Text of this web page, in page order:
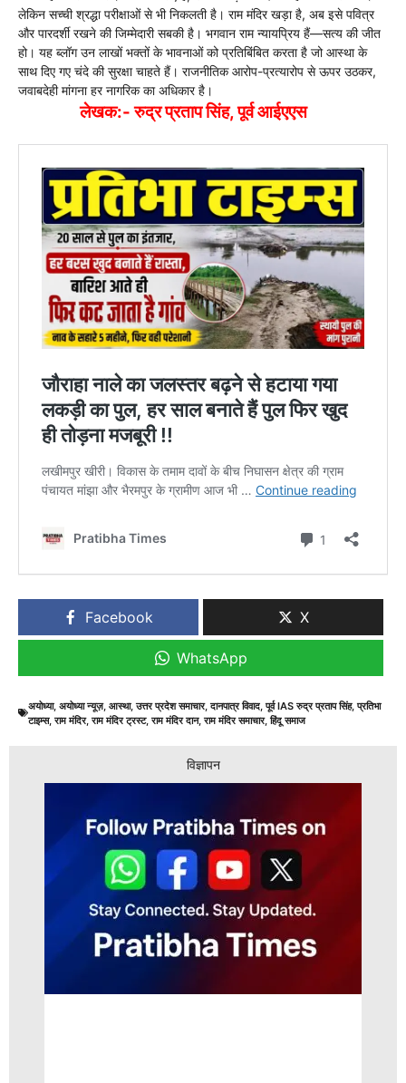
लेकिन सच्ची श्रद्धा परीक्षाओं से भी निकलती है। राम मंदिर खड़ा है, अब इसे पवित्र
और पारदर्शी रखने की जिम्मेदारी सबकी है। भगवान राम न्यायप्रिय हैं—सत्य की जीत
हो। यह ब्लॉग उन लाखों भक्तों के भावनाओं को प्रतिबिंबित करता है जो आस्था के
साथ दिए गए चंदे की सुरक्षा चाहते हैं। राजनीतिक आरोप-प्रत्यारोप से ऊपर उठकर,
जवाबदेही मांगना हर नागरिक का अधिकार है।
लेखक:- रुद्र प्रताप सिंह, पूर्व आईएएस
Facebook X
WhatsApp
अयोध्या, अयोध्या न्यूज़, आस्था,उत्तर प्रदेश समाचार,दानपात्र विवाद,पूर्व IAS रुद्र प्रताप सिंह,प्रतिभा
टाइम्स,राम मंदिर,राम मंदिर ट्रस्ट,राम मंदिर दान,राम मंदिर समाचार,हिंदू समाज
विज्ञापन